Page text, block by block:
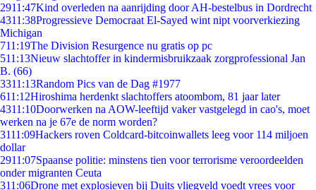
2911:47Kind overleden na aanrijding door AH-bestelbus in Dordrecht
4311:38Progressieve Democraat El-Sayed wint nipt voorverkiezing
Michigan
711:19The Division Resurgence nu gratis op pc
511:13Nieuw slachtoffer in kindermisbruikzaak zorgprofessional Jan
B. (66)
3311:13Random Pics van de Dag #1977
611:12Hiroshima herdenkt slachtoffers atoombom, 81 jaar later
4311:10Doorwerken na AOW-leeftijd vaker vastgelegd in cao's, moet
werken na je 67e de norm worden?
3111:09Hackers roven Coldcard-bitcoinwallets leeg voor 114 miljoen
dollar
2911:07Spaanse politie: minstens tien voor terrorisme veroordeelden
onder migranten Ceuta
311:06Drone met explosieven bij Duits vliegveld voedt vrees voor